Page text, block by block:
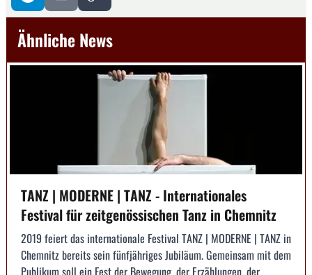
Ähnliche News
TANZ | MODERNE | TANZ - Internationales
Festival für zeitgenössischen Tanz in Chemnitz
2019 feiert das internationale Festival TANZ | MODERNE | TANZ in
Chemnitz bereits sein fünfjähriges Jubiläum. Gemeinsam mit dem